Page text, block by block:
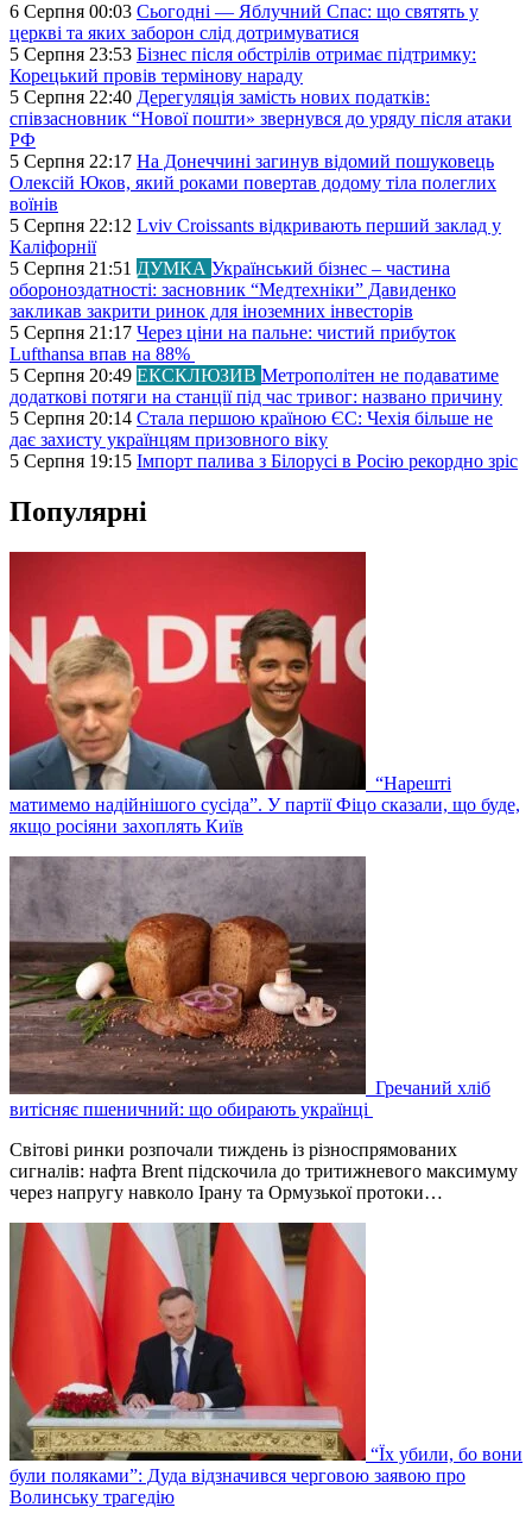
6 Серпня 00:03 Сьогодні — Яблучний Спас: що святять у
церкві та яких заборон слід дотримуватися
5 Серпня 23:53 Бізнес після обстрілів отримає підтримку:
Корецький провів термінову нараду
5 Серпня 22:40 Дерегуляція замість нових податків:
співзасновник “Нової пошти» звернувся до уряду після атаки
РФ
5 Серпня 22:17 На Донеччині загинув відомий пошуковець
Олексій Юков, який роками повертав додому тіла полеглих
воїнів
5 Серпня 22:12 Lviv Croissants відкривають перший заклад у
Каліфорнії
5 Серпня 21:51 ДУМКА Український бізнес – частина
обороноздатності: засновник “Медтехніки” Давиденко
закликав закрити ринок для іноземних інвесторів
5 Серпня 21:17 Через ціни на пальне: чистий прибуток
Lufthansa впав на 88%
5 Серпня 20:49 ЕКСКЛЮЗИВ Метрополітен не подаватиме
додаткові потяги на станції під час тривог: названо причину
5 Серпня 20:14 Стала першою країною ЄС: Чехія більше не
дає захисту українцям призовного віку
5 Серпня 19:15 Імпорт палива з Білорусі в Росію рекордно зріс
Популярні
“Нарешті
матимемо надійнішого сусіда”. У партії Фіцо сказали, що буде,
якщо росіяни захоплять Київ
Гречаний хліб
витісняє пшеничний: що обирають українці
Світові ринки розпочали тиждень із різноспрямованих
сигналів: нафта Brent підскочила до тритижневого максимуму
через напругу навколо Ірану та Ормузької протоки…
“Їх убили, бо вони
були поляками”: Дуда відзначився черговою заявою про
Волинську трагедію